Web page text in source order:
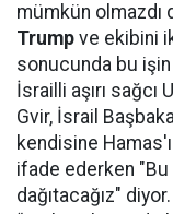
mümkün olmazdı
Trump ve ekibini
sonucunda bu
İsrailli aşırı sağcı
Gvir, İsrail
kendisine
ifade ederken
dağıtacağız"